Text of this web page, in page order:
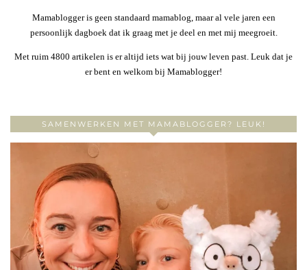
Mamablogger is geen standaard mamablog, maar al vele jaren een
persoonlijk dagboek dat ik graag met je deel en met mij meegroeit.
Met ruim 4800 artikelen is er altijd iets wat bij jouw leven past. Leuk dat je
er bent en welkom bij Mamablogger!
SAMENWERKEN MET MAMABLOGGER? LEUK!